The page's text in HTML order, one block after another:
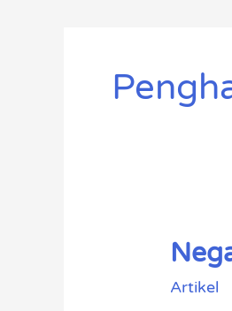
Artikel
Negara
Penghasil
Perak